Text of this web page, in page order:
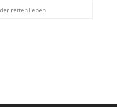
retten Leben